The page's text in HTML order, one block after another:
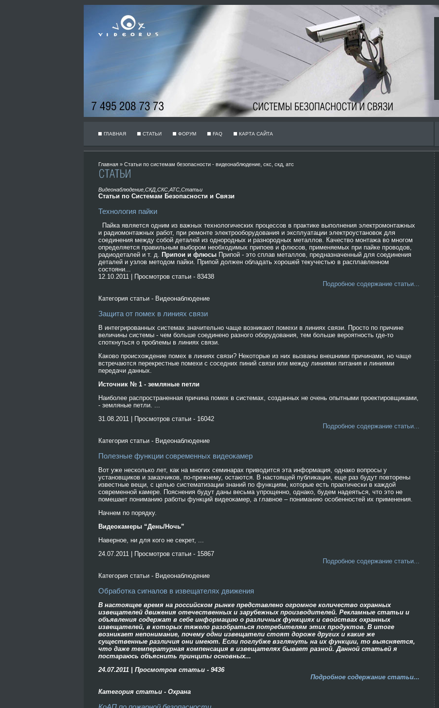
ГЛАВНАЯ СТАТЬИ ФОРУМ FAQ КАРТА САЙТА
Главная » Статьи по системам безопасности - видеонаблюдение, скс, скд, атс
Видеонаблюдение,СКД,СКС,АТС,Статьи
Статьи по Системам Безопасности и Связи
Технология пайки
Пайка является одним из важных технологических процессов в практике выполнения электромонтажных
и радиомонтажных работ, при ремонте электрооборудования и эксплуатации электроустановок для
соединения между собой деталей из однородных и разнородных металлов. Качество монтажа во многом
определяется правильным выбором необходимых припоев и флюсов, применяемых при пайке проводов,
радиодеталей и т. д. Припои и флюсы Припой - это сплав металлов, предназначенный для соединения
деталей и узлов методом пайки. Припой должен обладать хорошей текучестью в расплавленном
состояни...
12.10.2011 | Просмотров статьи - 83438
Подробное содержание статьи...
Категория статьи - Видеонаблюдение
Защита от помех в линиях связи
В интегрированных системах значительно чаще возникают помехи в линиях связи. Просто по причине
величины системы - чем больше соединено разного оборудования, тем больше вероятность где-то
споткнуться о проблемы в линиях связи.
Каково происхождение помех в линиях связи? Некоторые из них вызваны внешними причинами, но чаще
встречаются перекрестные помехи с соседних пиний связи или между линиями питания и линиями
передачи данных.
Источник № 1 - земляные петли
Наиболее распространенная причина помех в системах, созданных не очень опытными проектировщиками,
- земляные петли. ...
31.08.2011 | Просмотров статьи - 16042
Подробное содержание статьи...
Категория статьи - Видеонаблюдение
Полезные функции современных видеокамер
Вот уже несколько лет, как на многих семинарах приводится эта информация, однако вопросы у
установщиков и заказчиков, по-прежнему, остаются. В настоящей публикации, еще раз будут повторены
известные вещи, с целью систематизации знаний по функциям, которые есть практически в каждой
современной камере. Пояснения будут даны весьма упрощенно, однако, будем надеяться, что это не
помешает пониманию работы функций видеокамер, а главное – пониманию особенностей их применения.
Начнем по порядку.
Видеокамеры “День/Ночь”
Наверное, ни для кого не секрет, ...
24.07.2011 | Просмотров статьи - 15867
Подробное содержание статьи...
Категория статьи - Видеонаблюдение
Обработка сигналов в извещателях движения
В настоящее время на российском рынке представлено огромное количество охранных
извещателей движения отечественных и зарубежных производителей. Рекламные статьи и
объявления содержат в себе информацию о различных функциях и свойствах охранных
извещателей, в которых тяжело разобраться потребителям этих продуктов. В итоге
возникает непонимание, почему одни извещатели стоят дороже других и какие же
существенные различия они имеют. Если поглубже взглянуть на их функции, то выясняется,
что даже температурная компенсация в извещателях бывает разной. Данной статьей я
постараюсь объяснить принципы основных...
24.07.2011 | Просмотров статьи - 9436
Подробное содержание статьи...
Категория статьи - Охрана